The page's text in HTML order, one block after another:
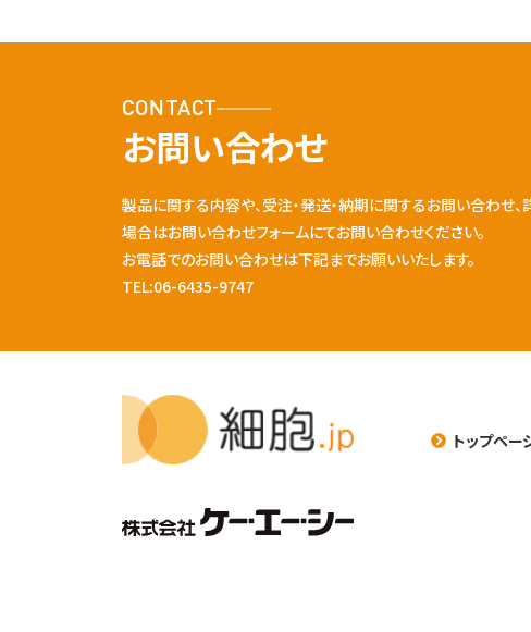
CONTACT
お問い合わせ
製品に関する内容や、受注・発送・納期に関するお問い合わせ
場合はお問い合わせフォームにてお問い合わせください。
お電話でのお問い合わせは下記までお願いいたします。
TEL:06-6435-9747
トップペー